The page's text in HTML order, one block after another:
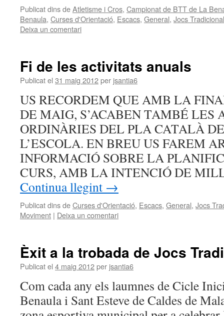
Publicat dins deAtletisme i Cros, Campionat de BTT de La
Benaula, Curses d'Orientació, Escacs, General, Jocs
Deixa un comentari
Fi de les activitats anuals
Publicat el 31 maig 2012per jsantia6
US RECORDEM QUE AMB LA
DE MAIG, S’ACABEN TAMBÉ LES
ORDINÀRIES DEL PLA CATALÀ
L’ESCOLA. EN BREU US FAREM
INFORMACIÓ SOBRE LA
CURS, AMB LA INTENCIÓ DE
Continua llegint →
Publicat dins deCurses d'Orientació, Escacs, General, Jocs
Moviment | Deixa un comentari
Èxit a la trobada de Jocs
Publicat el 4 maig 2012per jsantia6
Com cada any els laumnes de Cicle
Benaula i Sant Esteve de Caldes de